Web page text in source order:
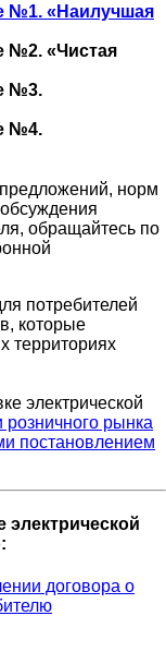
№1. «Наилучшая
№2. «Чистая
№3.
№4.
норм
обращайтесь по
потребителей
которые
территориях
электрической
рынка
постановлением
электрической
договора о